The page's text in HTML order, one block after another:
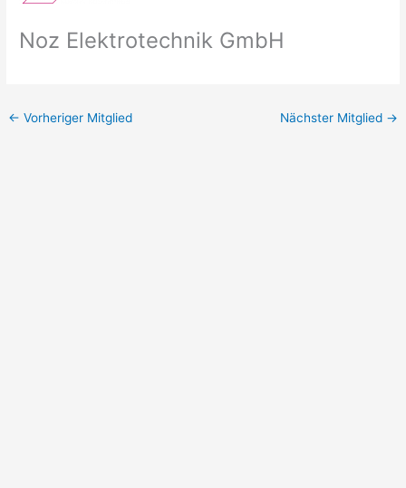
Noz Elektrotechnik GmbH
← Vorheriger Mitglied Nächster Mitglied →